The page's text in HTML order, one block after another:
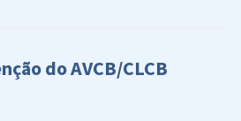
do AVCB/CLCB